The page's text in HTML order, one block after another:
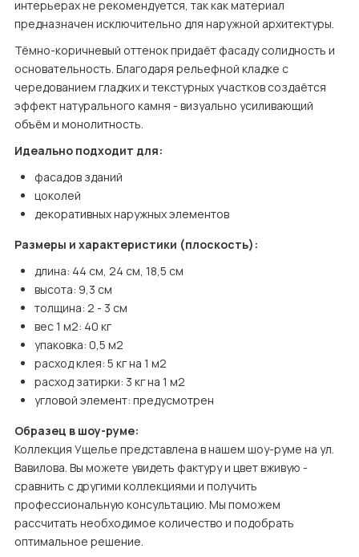
интерьерах не рекомендуется, так как материал
предназначен исключительно для наружной архитектуры.
Тёмно-коричневый оттенок придаёт фасаду солидность и
основательность. Благодаря рельефной кладке с
чередованием гладких и текстурных участков создаётся
эффект натурального камня - визуально усиливающий
объём и монолитность.
Идеально подходит для:
фасадов зданий
цоколей
декоративных наружных элементов
Размеры и характеристики (плоскость):
длина: 44 см, 24 см, 18,5 см
высота: 9,3 см
толщина: 2 - 3 см
вес 1 м2: 40 кг
упаковка: 0,5 м2
расход клея: 5 кг на 1 м2
расход затирки: 3 кг на 1 м2
угловой элемент: предусмотрен
Образец в шоу-руме:
Коллекция Ущелье представлена в нашем шоу-руме на ул.
Вавилова. Вы можете увидеть фактуру и цвет вживую -
сравнить с другими коллекциями и получить
профессиональную консультацию. Мы поможем
рассчитать необходимое количество и подобрать
оптимальное решение.